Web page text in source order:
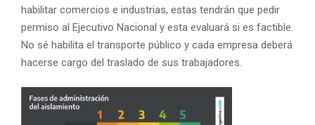
habilitar comercios e industrias, estas tendrán que pedir
permiso al Ejecutivo Nacional y esta evaluará si es factible.
No sé habilita el transporte público y cada empresa deberá
hacerse cargo del traslado de sus trabajadores.